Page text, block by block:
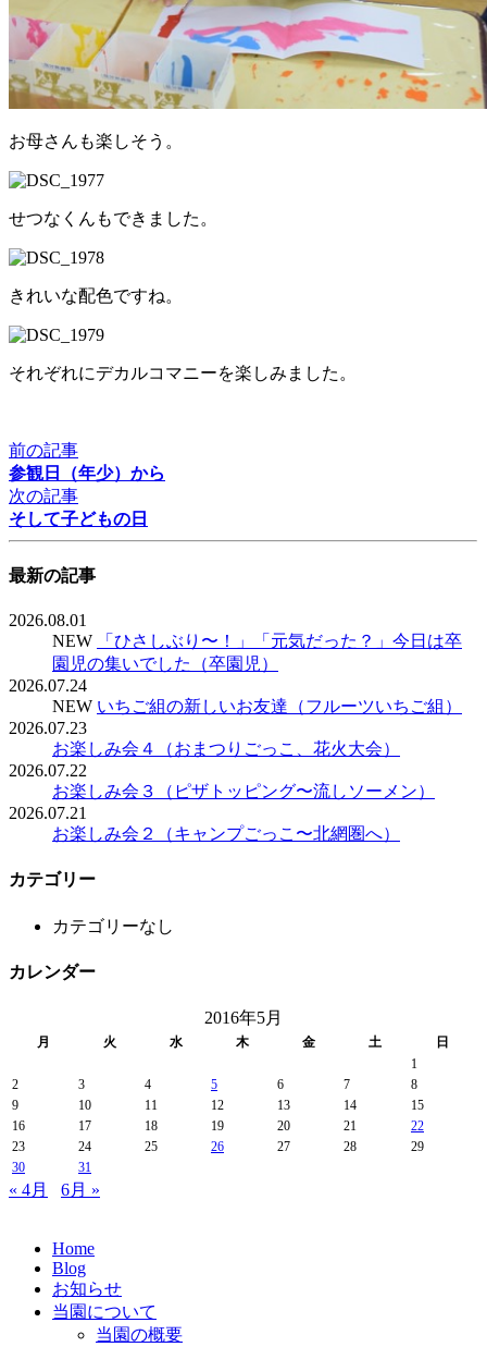
お母さんも楽しそう。
せつなくんもできました。
きれいな配色ですね。
それぞれにデカルコマニーを楽しみました。
前の記事
参観日（年少）から
次の記事
そして子どもの日
最新の記事
2026.08.01
NEW
「ひさしぶり〜！」「元気だった？」今日は卒
園児の集いでした（卒園児）
2026.07.24
NEW いちご組の新しいお友達（フルーツいちご組）
2026.07.23
お楽しみ会４（おまつりごっこ、花火大会）
2026.07.22
お楽しみ会３（ピザトッピング〜流しソーメン）
2026.07.21
お楽しみ会２（キャンプごっこ〜北網圏へ）
カテゴリー
カテゴリーなし
カレンダー
2016年5月
月 火 水 木 金 土
日
1
2
3 4 5 6 7
8
9
10 11 12 13 14
15
16
17 18 19 20 21
22
23
24 25 26 27 28
29
30
31
« 4月 6月 »
Home
Blog
お知らせ
当園について
当園の概要